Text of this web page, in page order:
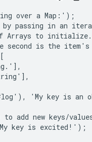
over a Map:');
passing in an
Arrays to
second is the item's
'My key is an
add new keys/
key is excited!');